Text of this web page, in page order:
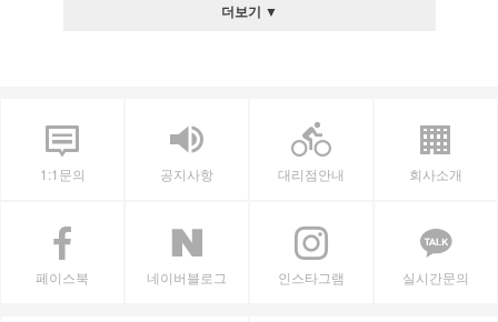
더보기 ▼
1:1문의 공지사항 대리점안내 회사소개
페이스북 네이버블로그 인스타그램 실시간문의